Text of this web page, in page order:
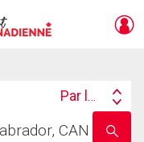
Search
Par lieu